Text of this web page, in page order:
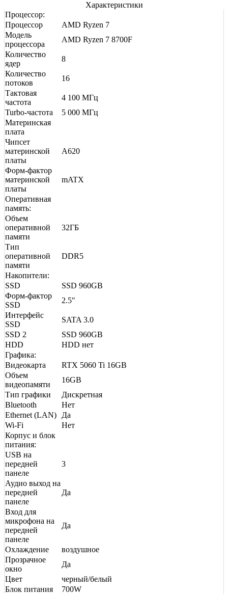
Характеристики
Процессор:
Процессор
AMD Ryzen 7
Модель
процессора
AMD Ryzen 7 8700F
Количество
ядер
8
Количество
потоков
16
Тактовая
частота
4 100 МГц
Turbo-частота
5 000 МГц
Материнская
плата
Чипсет
материнской
платы
A620
Форм-фактор
материнской
платы
mATX
Оперативная
память:
Объем
оперативной
памяти
32ГБ
Тип
оперативной
памяти
DDR5
Накопители:
SSD
SSD 960GB
Форм-фактор
SSD
2.5"
Интерфейс
SSD
SATA 3.0
SSD 2
SSD 960GB
HDD
HDD нет
Графика:
Видеокарта
RTX 5060 Ti 16GB
Объем
видеопамяти
16GB
Тип графики
Дискретная
Bluetooth
Нет
Ethernet (LAN)
Да
Wi-Fi
Нет
Корпус и блок
питания:
USB на
передней
панеле
3
Аудио выход на
передней
панеле
Да
Вход для
микрофона на
передней
панеле
Да
Охлаждение
воздушное
Прозрачное
окно
Да
Цвет
черный/белый
Блок питания
700W